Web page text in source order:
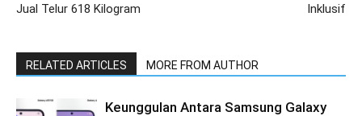
Jual Telur 618 Kilogram
Inklusif
RELATED ARTICLES MORE FROM AUTHOR
Keunggulan Antara Samsung Galaxy